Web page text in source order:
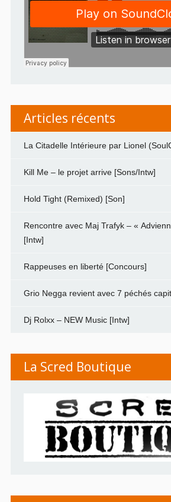
Articles récents
La Citadelle Intérieure par Lionel
Kill Me – le projet arrive [Sons/Intw]
Hold Tight (Remixed) [Son]
Rencontre avec Maj Trafyk – «
[Intw]
Rappeuses en liberté [Concours]
Grio Negga revient avec 7 péchés
Dj Rolxx – NEW Music [Intw]
La Scred Boutique